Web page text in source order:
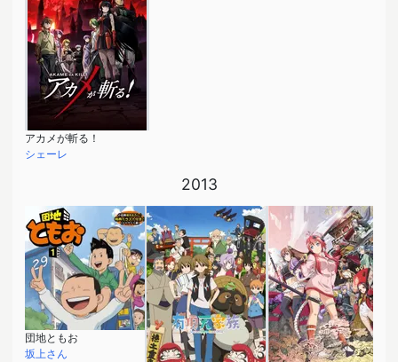
アカメが斬る！
シェーレ
2013
団地ともお
坂上さん